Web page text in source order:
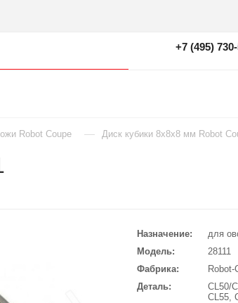
+7 (495)
Robot Coupe — Диск кубики 8х8х8 мм Robot
Назначение
для
Модель
28111
Фабрика
Robot-
Деталь
CL50/
CL55,